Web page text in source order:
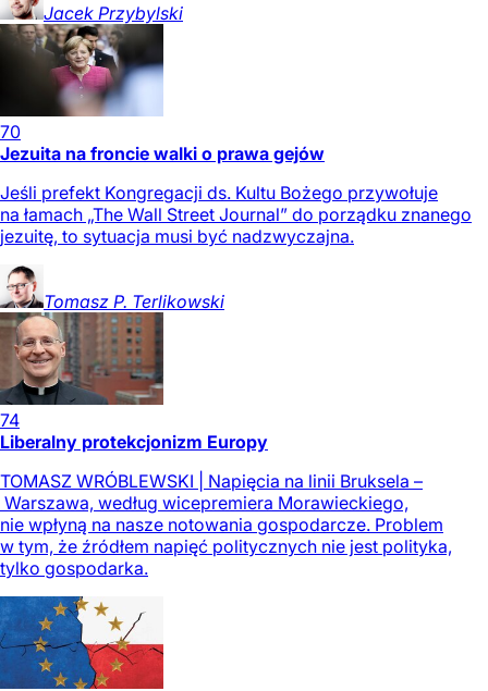
Jacek Przybylski
70
Jezuita na froncie walki o prawa gejów
Jeśli prefekt Kongregacji ds. Kultu Bożego przywołuje
na łamach „The Wall Street Journal” do porządku znanego
jezuitę, to sytuacja musi być nadzwyczajna.
Tomasz P. Terlikowski
74
Liberalny protekcjonizm Europy
TOMASZ WRÓBLEWSKI | Napięcia na linii Bruksela –
Warszawa, według wicepremiera Morawieckiego,
nie wpłyną na nasze notowania gospodarcze. Problem
w tym, że źródłem napięć politycznych nie jest polityka,
tylko gospodarka.